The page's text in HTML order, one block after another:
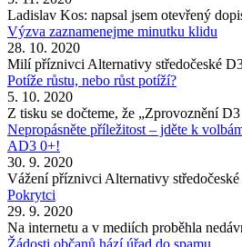
Ladislav Kos: napsal jsem otevřený
Výzva zaznamenejme minutku klidu
28. 10. 2020
Milí příznivci Alternativy středočeské
Potíže růstu, nebo růst potíží?
5. 10. 2020
Z tisku se dočteme, že „Zprovoznění
Nepropásněte příležitost – jděte k
AD3 0+!
30. 9. 2020
Vážení příznivci Alternativy
Pokrytci
29. 9. 2020
Na internetu a v mediích proběhla
Žádosti občanů hází úřad do spamu